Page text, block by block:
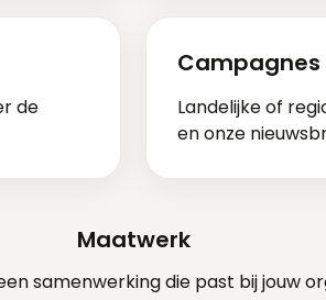
de
Campagnes
Landelijke of
en onze
Maatwerk
samenwerking die past bij jouw